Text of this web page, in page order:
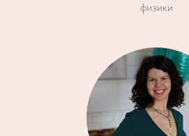
физики